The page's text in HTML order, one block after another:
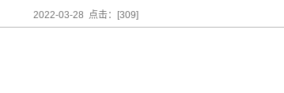
2022-03-28 点击：[309]